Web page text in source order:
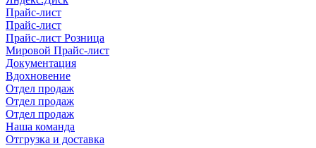
Прайс-лист
Прайс-лист
Прайс-лист Розница
Мировой Прайс-лист
Документация
Вдохновение
Отдел продаж
Отдел продаж
Отдел продаж
Наша команда
Отгрузка и доставка